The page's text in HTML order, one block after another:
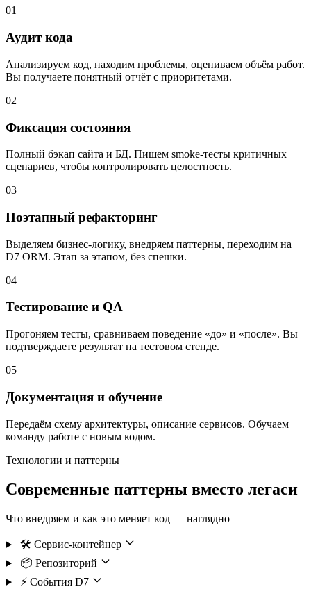
01
Аудит кода
Анализируем код, находим проблемы, оцениваем объём работ.
Вы получаете понятный отчёт с приоритетами.
02
Фиксация состояния
Полный бэкап сайта и БД. Пишем smoke-тесты критичных
сценариев, чтобы контролировать целостность.
03
Поэтапный рефакторинг
Выделяем бизнес-логику, внедряем паттерны, переходим на
D7 ORM. Этап за этапом, без спешки.
04
Тестирование и QA
Прогоняем тесты, сравниваем поведение «до» и «после». Вы
подтверждаете результат на тестовом стенде.
05
Документация и обучение
Передаём схему архитектуры, описание сервисов. Обучаем
команду работе с новым кодом.
Технологии и паттерны
Современные паттерны вместо легаси
Что внедряем и как это меняет код — наглядно
🛠️ Сервис-контейнер
📦 Репозиторий
⚡События D7